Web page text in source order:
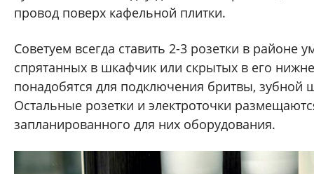
провод поверх кафельной плитки.
Советуем всегда ставить 2-3 розетки в районе
спрятанных в шкафчик или скрытых в его
понадобятся для подключения бритвы, зубной
Остальные розетки и электроточки
запланированного для них оборудования.